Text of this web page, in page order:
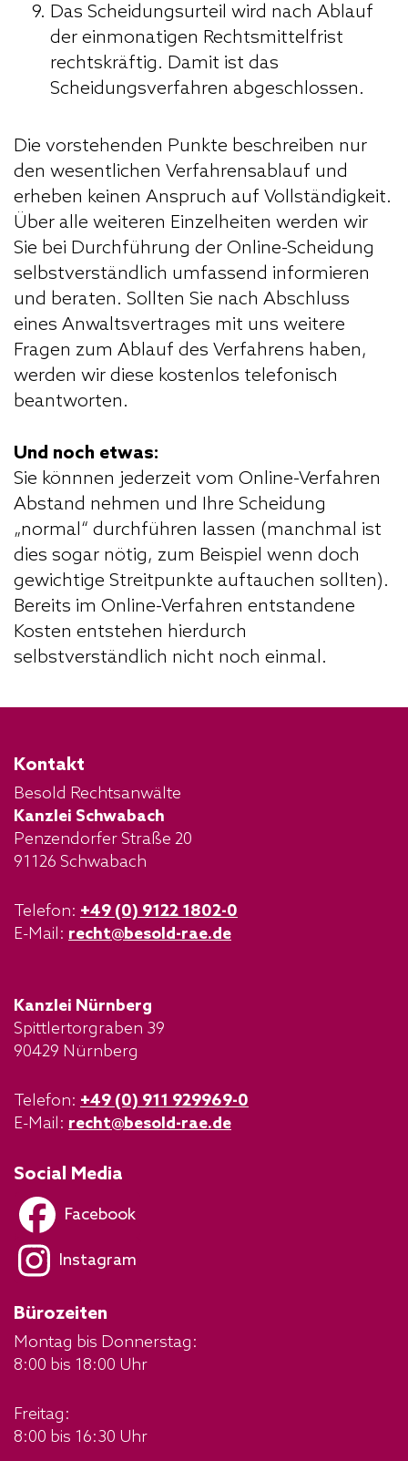
Das Scheidungsurteil wird nach Ablauf
der einmonatigen Rechtsmittelfrist
rechtskräftig. Damit ist das
Scheidungsverfahren abgeschlossen.
Die vorstehenden Punkte beschreiben nur
den wesentlichen Verfahrensablauf und
erheben keinen Anspruch auf Vollständigkeit.
Über alle weiteren Einzelheiten werden wir
Sie bei Durchführung der Online-Scheidung
selbstverständlich umfassend informieren
und beraten. Sollten Sie nach Abschluss
eines Anwaltsvertrages mit uns weitere
Fragen zum Ablauf des Verfahrens haben,
werden wir diese kostenlos telefonisch
beantworten.
Und noch etwas:
Sie könnnen jederzeit vom Online-Verfahren
Abstand nehmen und Ihre Scheidung
„normal“ durchführen lassen (manchmal ist
dies sogar nötig, zum Beispiel wenn doch
gewichtige Streitpunkte auftauchen sollten).
Bereits im Online-Verfahren entstandene
Kosten entstehen hierdurch
selbstverständlich nicht noch einmal.
Kontakt
Besold Rechtsanwälte
Kanzlei Schwabach
Penzendorfer Straße 20
91126 Schwabach
Telefon: +49 (0) 9122 1802-0
E-Mail: recht@besold-rae.de
Kanzlei Nürnberg
Spittlertorgraben 39
90429 Nürnberg
Telefon: +49 (0) 911 929969-0
E-Mail: recht@besold-rae.de
Social Media
Facebook
Instagram
Bürozeiten
Montag bis Donnerstag:
8:00 bis 18:00 Uhr
Freitag:
8:00 bis 16:30 Uhr